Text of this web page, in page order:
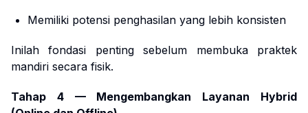
Memiliki potensi penghasilan yang lebih konsisten
Inilah fondasi penting sebelum membuka praktek
mandiri secara fisik.
Tahap 4 — Mengembangkan Layanan Hybrid